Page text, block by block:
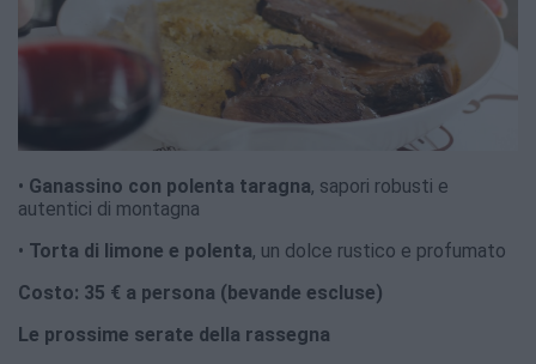
• Ganassino con polenta taragna, sapori robusti e
autentici di montagna
• Torta di limone e polenta, un dolce rustico e profumato
Costo: 35 € a persona (bevande escluse)
Le prossime serate della rassegna